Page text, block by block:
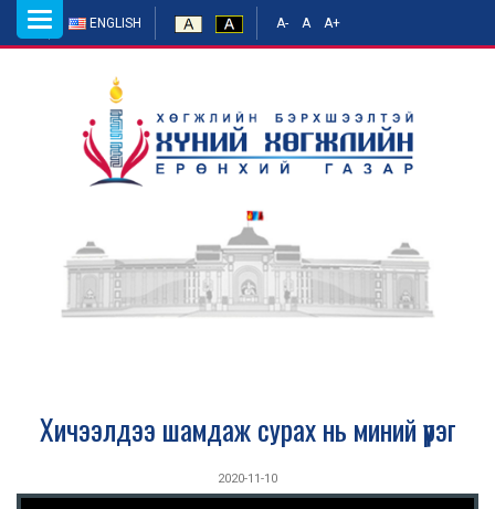
ENGLISH A- A A+
Toggle
navigation
Хичээлдээ шамдаж сурах нь миний үүрэг
2020-11-10